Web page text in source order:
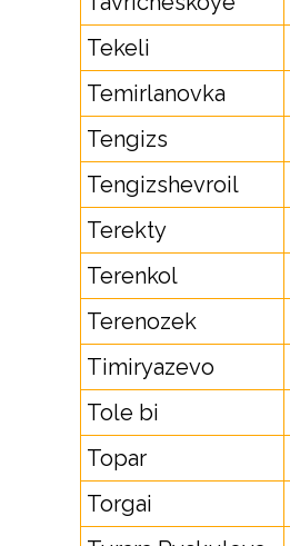
Tekeli
Temirlanovka
Tengizs
Tengizshevroil
Terekty
Terenkol
Terenozek
Timiryazevo
Tole bi
Topar
Torgai